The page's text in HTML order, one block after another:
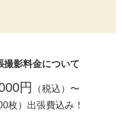
撮影料金について
円
（税込）〜
枚）出張費込み！